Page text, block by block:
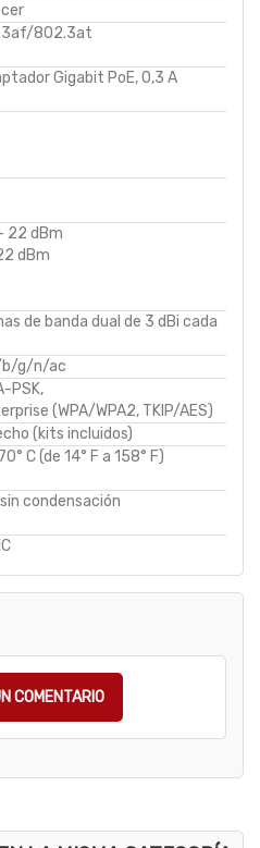
802.3at
Gigabit PoE, 0,3 A
22 dBm
dBm
de banda dual de 3 dBi cada
b/g/n/ac
PSK,
(WPA/WPA2, TKIP/AES)
(kits incluidos)
C (de 14° F a 158° F)
condensación
COMENTARIO